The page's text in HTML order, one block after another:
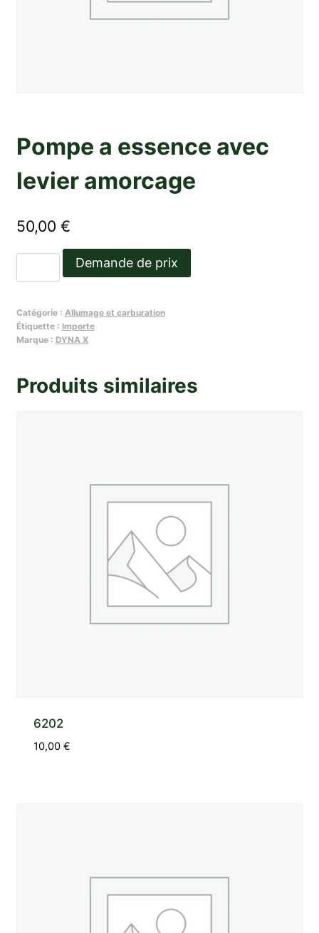
Pompe a essence avec
levier amorcage
50,00 €
de
a
essence
levier
amorcage
Demande de prix
Catégorie : Allumage et carburation
Étiquette : Importe
Marque : DYNA X
Produits similaires
6202
10,00€